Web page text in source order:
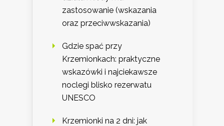
zastosowanie (wskazania
oraz przeciwwskazania)
Gdzie spać przy
Krzemionkach: praktyczne
wskazówki i najciekawsze
noclegi blisko rezerwatu
UNESCO
Krzemionki na 2 dni: jak